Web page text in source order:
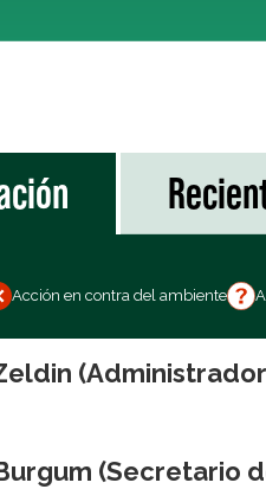
Acción en contra del ambiente
(Secretario